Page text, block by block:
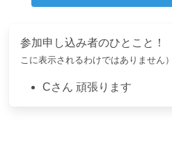
参加申し込み者のひとこと！
こに表示されるわけではありません）
Cさん 頑張ります